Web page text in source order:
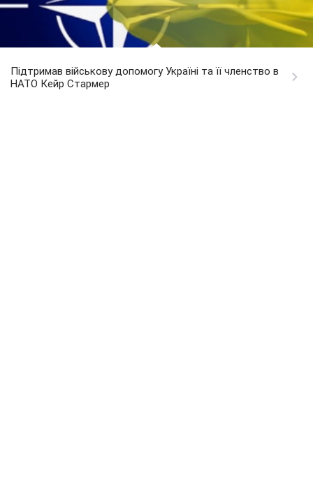
Підтримав військову допомогу Україні та її членство в
НАТО Кейр Стармер